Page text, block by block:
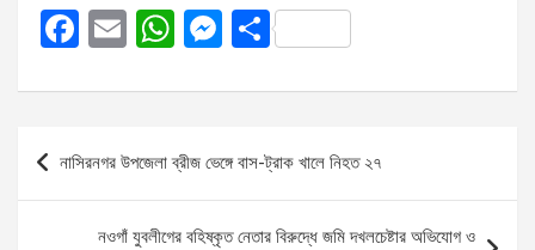
F
ce
b
o
o
E
ail
W
at
s
A
p
M
se
g
er
S
ar
Post
navigation
নাসিরনগর উপজেলা ব্রীজ ভেঙ্গে বাস-ট্রাক খালে নিহত ২৭
নওগাঁ যুবলীগের বহিষ্কৃত নেতার বিরুদ্ধে জমি দখলচেষ্টার অভিযোগ ও